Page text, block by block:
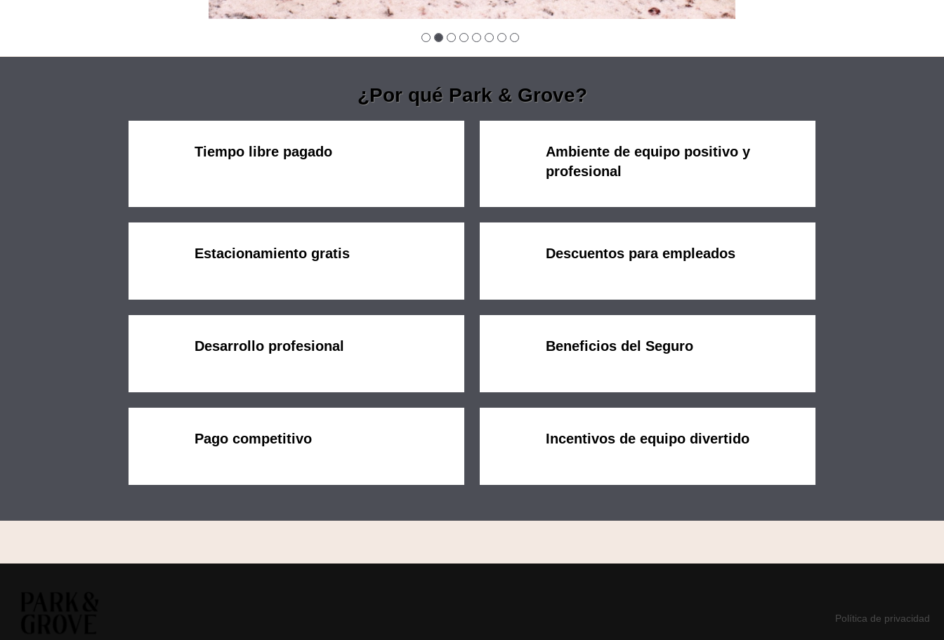
¿Por qué Park & Grove?
Tiempo libre pagado
Ambiente de equipo positivo y
profesional
Estacionamiento gratis Descuentos para empleados
Desarrollo profesional Beneficios del Seguro
Pago competitivo Incentivos de equipo divertido
Política de privacidad